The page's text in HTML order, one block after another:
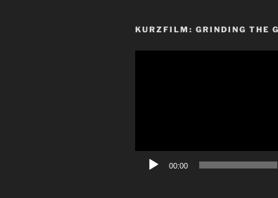
KURZFILM: GRINDING THE
00:00